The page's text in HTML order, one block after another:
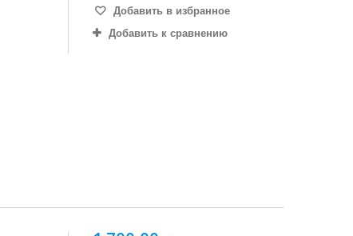
Добавить в избранное
Добавить к сравнению